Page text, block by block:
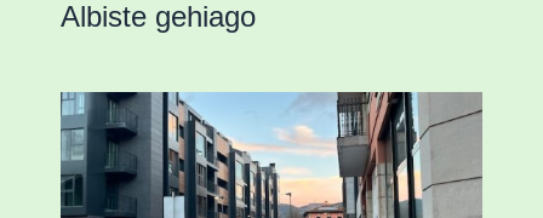
Albiste gehiago